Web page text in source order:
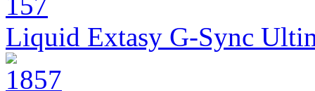
Liquid Extasy G-Sync